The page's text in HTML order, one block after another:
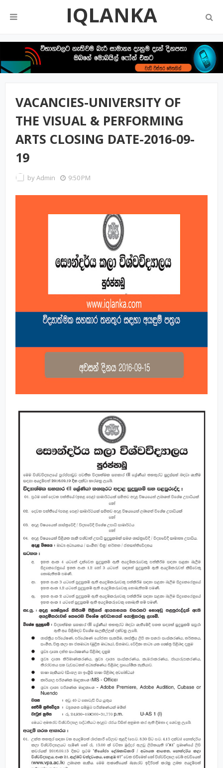
IQLANKA
VACANCIES-UNIVERSITY OF
THE VISUAL & PERFORMING
ARTS CLOSING DATE-2016-09-
19
byAdmin 9:50 PM